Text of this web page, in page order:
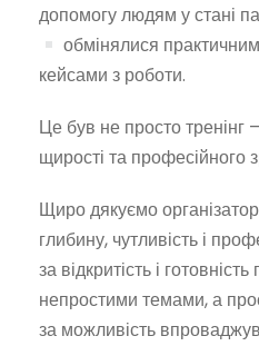
допомогу людям у стані
обмінялися
кейсами з роботи.
Це був не просто тренінг
щирості та професійного
Щиро дякуємо
глибину, чутливість і
за відкритість і
непростими темами, а
за можливість